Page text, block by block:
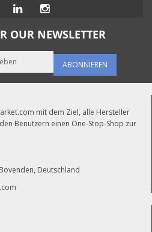
OUR NEWSLETTER
ABONNIEREN
mit dem Ziel, alle Hersteller
Benutzern einen One-Stop-Shop zur
Deutschland